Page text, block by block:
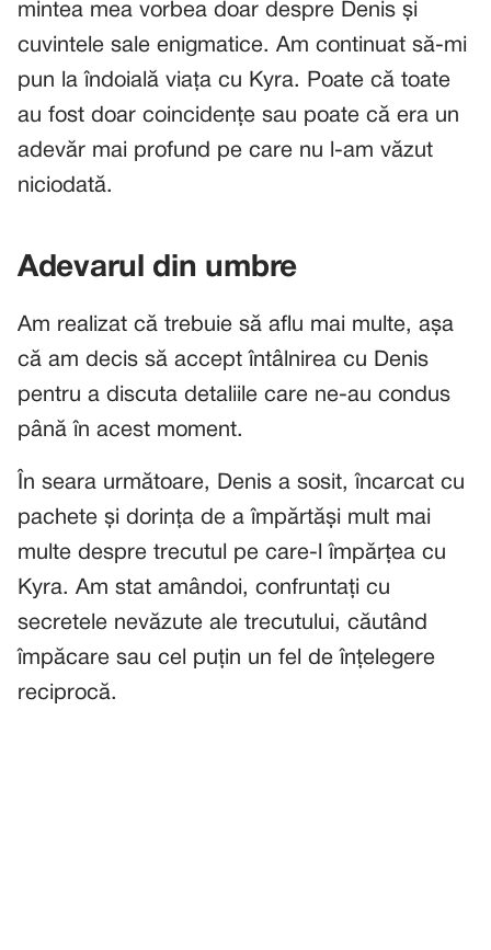
mintea mea vorbea doar despre Denis și
cuvintele sale enigmatice. Am continuat să-mi
pun la îndoială viața cu Kyra. Poate că toate
au fost doar coincidențe sau poate că era un
adevăr mai profund pe care nu l-am văzut
niciodată.
Adevarul din umbre
Am realizat că trebuie să aflu mai multe, așa
că am decis să accept întâlnirea cu Denis
pentru a discuta detaliile care ne-au condus
până în acest moment.
În seara următoare, Denis a sosit, încarcat cu
pachete și dorința de a împărtăși mult mai
multe despre trecutul pe care-l împărțea cu
Kyra. Am stat amândoi, confruntați cu
secretele nevăzute ale trecutului, căutând
împăcare sau cel puțin un fel de înțelegere
reciprocă.